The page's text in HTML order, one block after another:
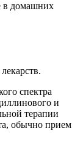
в домашних
спектра
и
терапии
обычно прием